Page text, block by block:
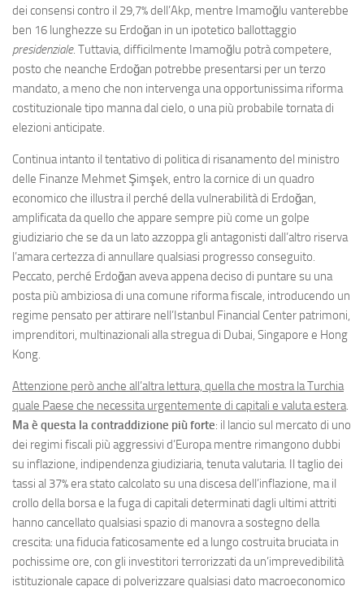
dei consensi contro il 29,7% dell’Akp, mentre Imamoğlu vanterebbe
ben 16 lunghezze su Erdoğan in un ipotetico ballottaggio
presidenziale. Tuttavia, difficilmente Imamoğlu potrà competere,
posto che neanche Erdoğan potrebbe presentarsi per un terzo
mandato, a meno che non intervenga una opportunissima riforma
costituzionale tipo manna dal cielo, o una più probabile tornata di
elezioni anticipate.
Continua intanto il tentativo di politica di risanamento del ministro
delle Finanze Mehmet Şimşek, entro la cornice di un quadro
economico che illustra il perché della vulnerabilità di Erdoğan,
amplificata da quello che appare sempre più come un golpe
giudiziario che se da un lato azzoppa gli antagonisti dall’altro riserva
l’amara certezza di annullare qualsiasi progresso conseguito.
Peccato, perché Erdoğan aveva appena deciso di puntare su una
posta più ambiziosa di una comune riforma fiscale, introducendo un
regime pensato per attirare nell’Istanbul Financial Center patrimoni,
imprenditori, multinazionali alla stregua di Dubai, Singapore e Hong
Kong.
Attenzione però anche all’altra lettura, quella che mostra la Turchia
quale Paese che necessita urgentemente di capitali e valuta estera.
Ma è questa la contraddizione più forte: il lancio sul mercato di uno
dei regimi fiscali più aggressivi d’Europa mentre rimangono dubbi
su inflazione, indipendenza giudiziaria, tenuta valutaria. Il taglio dei
tassi al 37% era stato calcolato su una discesa dell’inflazione, ma il
crollo della borsa e la fuga di capitali determinati dagli ultimi attriti
hanno cancellato qualsiasi spazio di manovra a sostegno della
crescita: una fiducia faticosamente ed a lungo costruita bruciata in
pochissime ore, con gli investitori terrorizzati da un’imprevedibilità
istituzionale capace di polverizzare qualsiasi dato macroeconomico